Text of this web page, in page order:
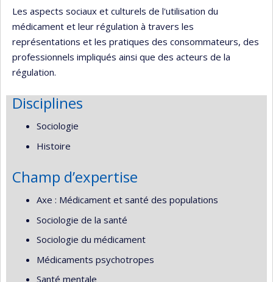
Les aspects sociaux et culturels de l'utilisation du
médicament et leur régulation à travers les
représentations et les pratiques des consommateurs, des
professionnels impliqués ainsi que des acteurs de la
régulation.
Disciplines
Sociologie
Histoire
Champ d’expertise
Axe : Médicament et santé des populations
Sociologie de la santé
Sociologie du médicament
Médicaments psychotropes
Santé mentale